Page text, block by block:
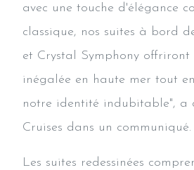
avec une touche d'élégance
classique, nos suites à bord
et Crystal Symphony offriront
inégalée en haute mer tout
notre identité indubitable", a
Cruises dans un communiqué.
Les suites redessinées